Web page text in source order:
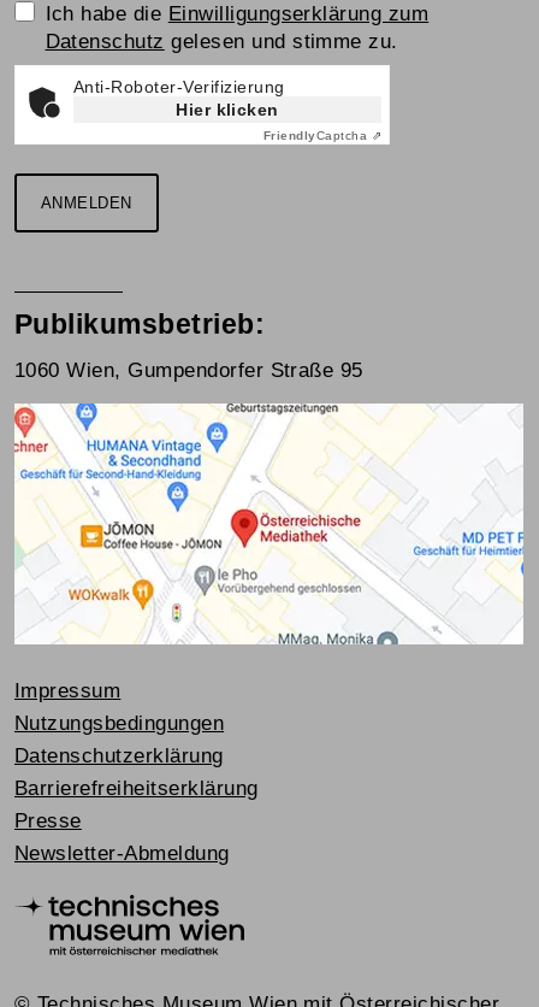
Einwilligungserklärung
Ich habe die Einwilligungserklärung zum
Datenschutz gelesen und stimme zu.
Anti-Roboter-Verifizierung
Hier klicken
FriendlyCaptcha ⇗
ANMELDEN
Publikumsbetrieb:
1060 Wien, Gumpendorfer Straße 95
Impressum
Nutzungsbedingungen
Datenschutzerklärung
Barrierefreiheitserklärung
Presse
Newsletter-Abmeldung